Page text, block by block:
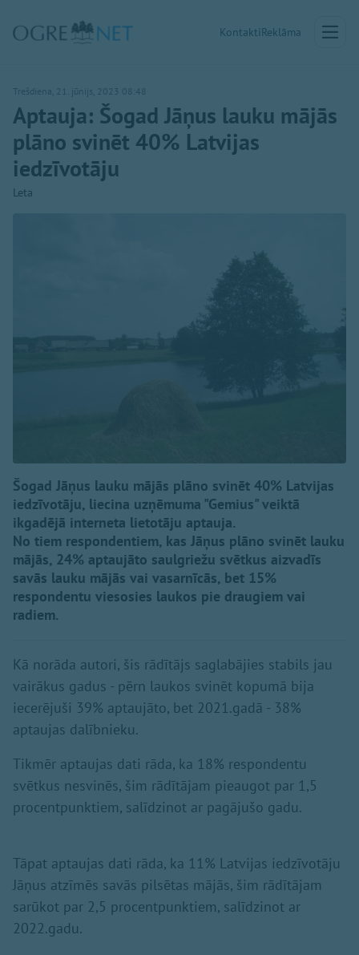
KontaktiReklāma
Trešdiena, 21. jūnijs, 2023 08:48
Aptauja: Šogad Jāņus lauku mājās
plāno svinēt 40% Latvijas
iedzīvotāju
Leta
Šogad Jāņus lauku mājās plāno svinēt 40% Latvijas
iedzīvotāju, liecina uzņēmuma "Gemius" veiktā
ikgadējā interneta lietotāju aptauja.
No tiem respondentiem, kas Jāņus plāno svinēt lauku
mājās, 24% aptaujāto saulgriežu svētkus aizvadīs
savās lauku mājās vai vasarnīcās, bet 15%
respondentu viesosies laukos pie draugiem vai
radiem.
Kā norāda autori, šis rādītājs saglabājies stabils jau
vairākus gadus - pērn laukos svinēt kopumā bija
iecerējuši 39% aptaujāto, bet 2021.gadā - 38%
aptaujas dalībnieku.
Tikmēr aptaujas dati rāda, ka 18% respondentu
svētkus nesvinēs, šim rādītājam pieaugot par 1,5
procentpunktiem, salīdzinot ar pagājušo gadu.
Tāpat aptaujas dati rāda, ka 11% Latvijas iedzīvotāju
Jāņus atzīmēs savās pilsētas mājās, šim rādītājam
sarūkot par 2,5 procentpunktiem, salīdzinot ar
2022.gadu.